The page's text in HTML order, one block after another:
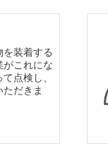
を装着する
がこれにな
点検し、
だきま